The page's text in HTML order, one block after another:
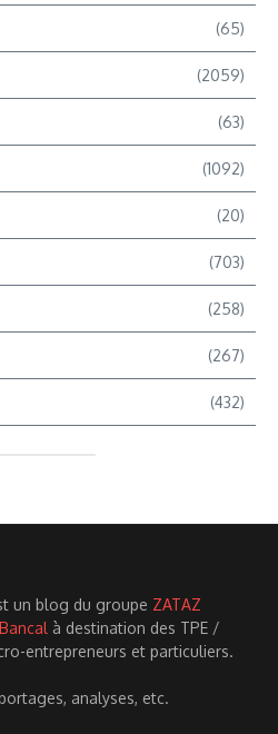
(65)
(2059)
(63)
(1092)
(20)
(703)
(258)
(267)
(432)
un blog du groupe ZATAZ
à destination des TPE /
entrepreneurs et particuliers.
analyses, etc.